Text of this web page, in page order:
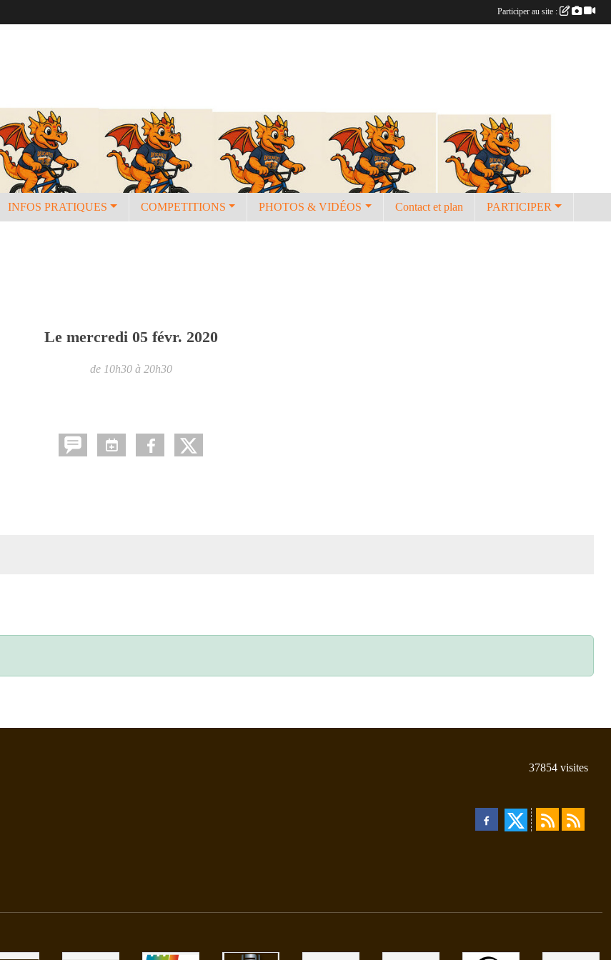
INFOS PRATIQUES COMPETITIONS PHOTOS & VIDÉOS Contact et plan PARTICIPER
Le mercredi 05 févr. 2020
de 10h30 à 20h30
37854 visites
Participer au site :